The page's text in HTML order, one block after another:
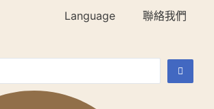
Language 聯絡我們